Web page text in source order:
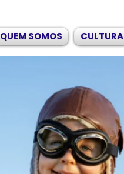
QUEM SOMOS CULTURA